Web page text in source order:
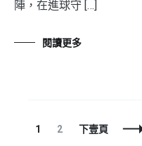
陣，在進球守 […]
閱讀更多
文頁
1
頁
2 下壹頁